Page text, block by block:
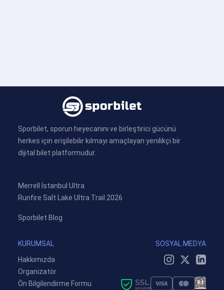
Sporbilet, sporun heyecanını ve birleştirici gücünü
herkes için erişilebilir kılmayı amaçlayan yenilikçi bir
dijital bilet platformudur.
Merrell İstanbul Ultra
Runfire Salt Lake Ultra Trail 2026
Sporbilet Blog
KURUMSAL
Hakkımızda
Organizatör
Ön Bilgilendirme Formu
SOSYAL MEDYA